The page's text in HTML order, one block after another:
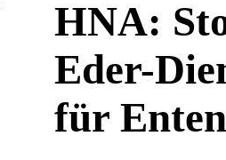
HNA:
Eder-
für Enten